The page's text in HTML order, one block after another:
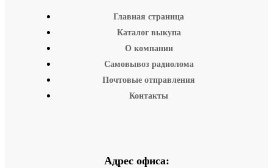
Главная страница
Каталог выкупа
О компании
Самовывоз радиолома
Почтовые отправления
Контакты
Адрес офиса: